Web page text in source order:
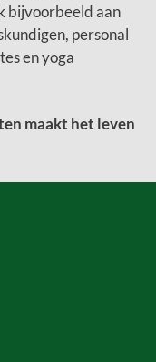
bijvoorbeeld aan
personal
en yoga
maakt het leven